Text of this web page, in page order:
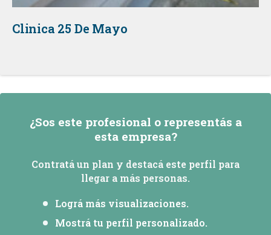
Clinica 25 De Mayo
¿Sos este profesional o representás a
esta empresa?
Contratá un plan y destacá este perfil para
llegar a más personas.
Lográ más visualizaciones.
Mostrá tu perfil personalizado.